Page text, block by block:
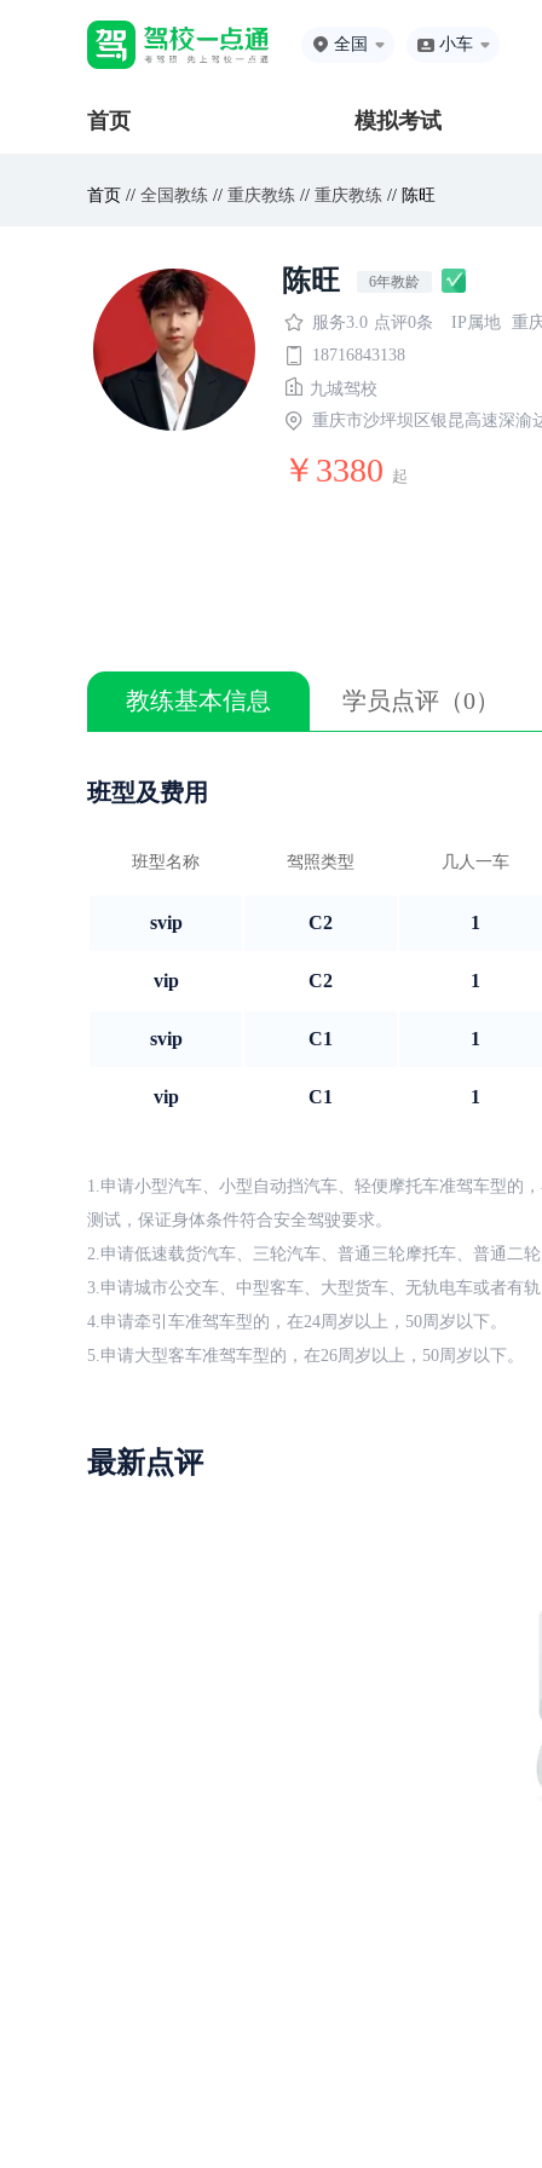
全国 小车
首页 模拟考试
首页 // 全国教练 // 重庆教练 // 重庆教练 // 陈旺
陈旺 6年教龄
服务3.0 点评0条 IP属地 重
18716843138
九城驾校
重庆市沙坪坝区银昆高速深渝
￥3380 起
教练基本信息 学员点评（0）
班型及费用
班型名称 驾照类型 几人一车
svip C2 1
vip C2 1
svip C1 1
vip C1 1
1.申请小型汽车、小型自动挡汽车、轻便摩托车准驾车型的
测试，保证身体条件符合安全驾驶要求。
2.申请低速载货汽车、三轮汽车、普通三轮摩托车、普通二
3.申请城市公交车、中型客车、大型货车、无轨电车或者有
4.申请牵引车准驾车型的，在24周岁以上，50周岁以下。
5.申请大型客车准驾车型的，在26周岁以上，50周岁以下。
最新点评